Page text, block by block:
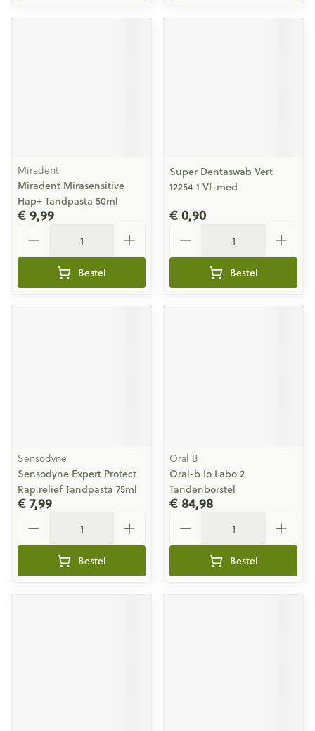
Miradent
Miradent Mirasensitive
Hap+ Tandpasta 50ml
€ 9,99
Bestel
Super Dentaswab Vert
12254 1 Vf-med
€ 0,90
Bestel
Sensodyne
Sensodyne Expert Protect
Rap.relief Tandpasta 75ml
€ 7,99
Bestel
Oral B
Oral-b Io Labo 2
Tandenborstel
€ 84,98
Bestel